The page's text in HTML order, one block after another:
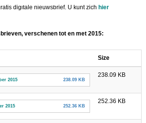
digitale nieuwsbrief. U kunt zich hier
verschenen tot en met 2015:
Size
2015 238.09 KB
238.09 KB
2015 252.36 KB
252.36 KB